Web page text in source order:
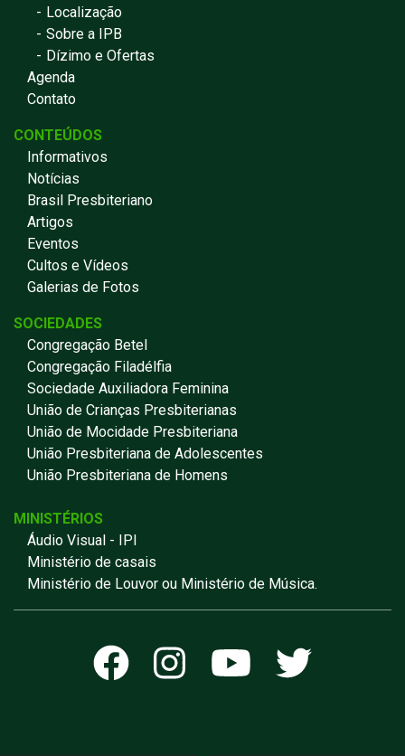
Localização
Sobre a IPB
Dízimo e Ofertas
Agenda
Contato
CONTEÚDOS
Informativos
Notícias
Brasil Presbiteriano
Artigos
Eventos
Cultos e Vídeos
Galerias de Fotos
SOCIEDADES
Congregação Betel
Congregação Filadélfia
Sociedade Auxiliadora Feminina
União de Crianças Presbiterianas
União de Mocidade Presbiteriana
União Presbiteriana de Adolescentes
União Presbiteriana de Homens
MINISTÉRIOS
Áudio Visual - IPI
Ministério de casais
Ministério de Louvor ou Ministério de Música.